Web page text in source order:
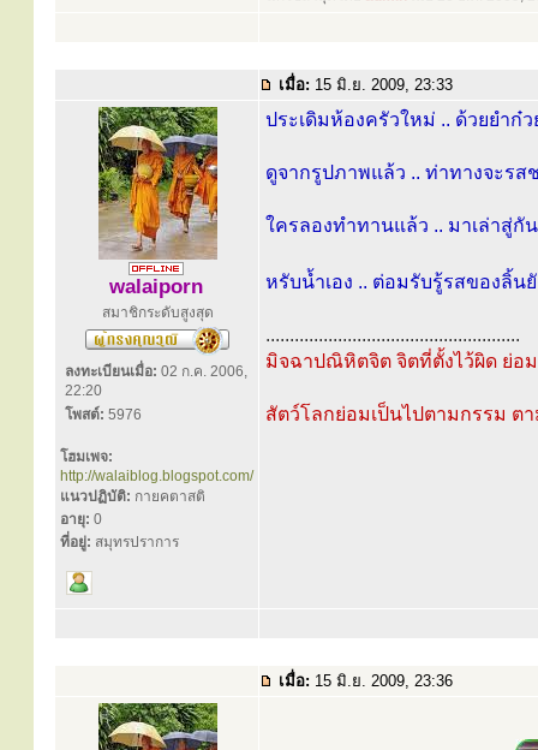
เมื่อ: 15 มิ.ย. 2009, 23:33
walaiporn
สมาชิกระดับสูงสุด
ลงทะเบียนเมื่อ: 02 ก.ค. 2006,
22:20
โพสต์: 5976
โฮมเพจ:
http://walaiblog.blogspot.com/
แนวปฏิบัติ: กายคตาสติ
อายุ: 0
ที่อยู่: สมุทรปราการ
ประเดิมห้องครัวใหม่ .. ด้วยยำก๋ว
ดูจากรูปภาพแล้ว .. ท่าทางจะรส
ใครลองทำทานแล้ว .. มาเล่าสู่กั
หรับน้ำเอง .. ต่อมรับรู้รสของลิ้น
.....................................................
มิจฉาปณิหิตจิต จิตที่ตั้งไว้ผิด ย่อ
สัตว์โลกย่อมเป็นไปตามกรรม ต
เมื่อ: 15 มิ.ย. 2009, 23:36